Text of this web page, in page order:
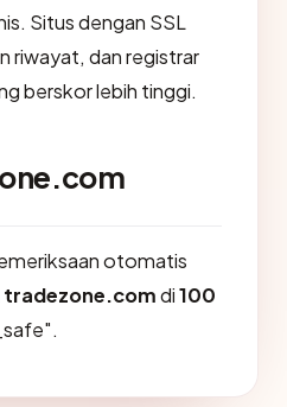
Situs dengan SSL
riwayat, dan registrar
berskor lebih tinggi.
otomatis
tradezone.comdi100